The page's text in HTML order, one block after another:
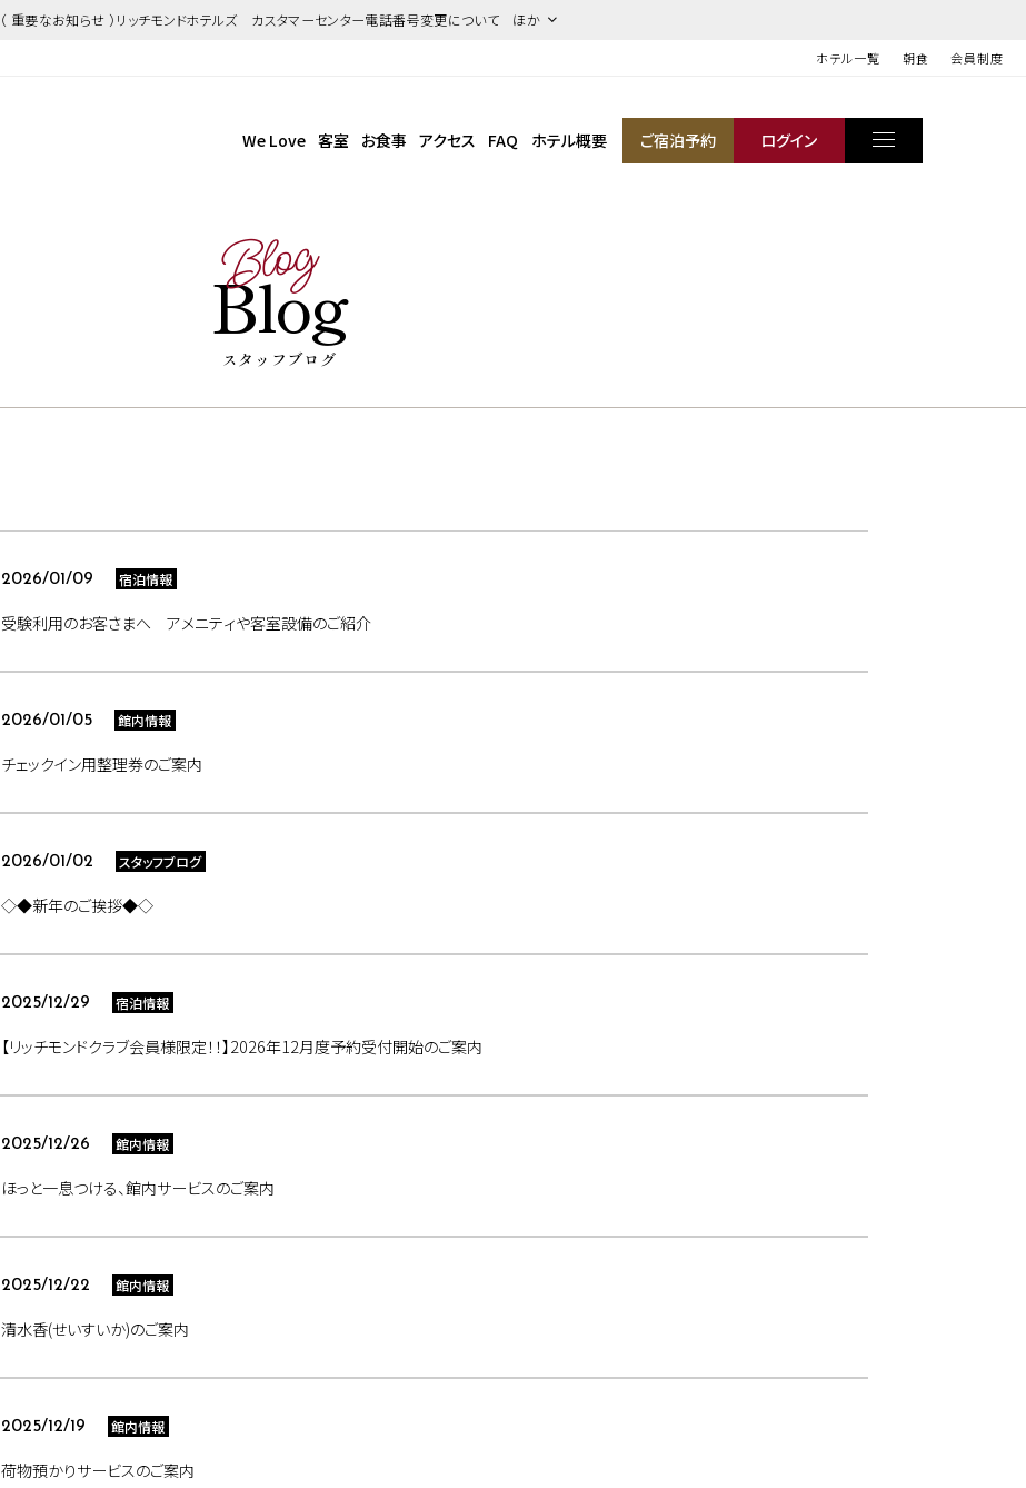
（ 重要なお知らせ ）リッチモンドホテルズ カスタマーセンター電話番号変更について ほか
ホテル一覧 朝食 会員制度
We Love 客室 お食事 アクセス FAQ ホテル概要 ご宿泊予約 ログイン
Blog
Blog
スタッフブログ
2026/01/09 宿泊情報
受験利用のお客さまへ アメニティや客室設備のご紹介
2026/01/05 館内情報
チェックイン用整理券のご案内
2026/01/02 スタッフブログ
◇◆新年のご挨拶◆◇
2025/12/29 宿泊情報
【リッチモンドクラブ会員様限定！！】2026年12月度予約受付開始のご案内
2025/12/26 館内情報
ほっと一息つける、館内サービスのご案内
2025/12/22 館内情報
清水香(せいすいか)のご案内
2025/12/19 館内情報
荷物預かりサービスのご案内